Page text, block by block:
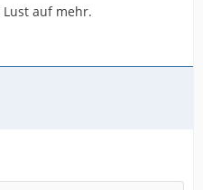
Lust auf mehr.